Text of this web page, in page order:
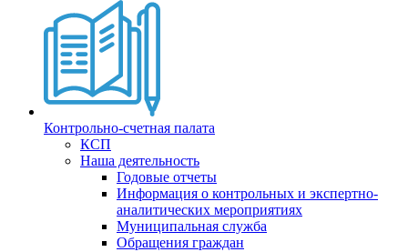
Контрольно-счетная палата
КСП
Наша деятельность
Годовые отчеты
Информация о контрольных и экспертно-
аналитических мероприятиях
Муниципальная служба
Обращения граждан